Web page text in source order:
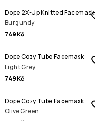
Dope 2X-Up Knitted Facemask
Burgundy
749 Kč
Dope Cozy Tube Facemask
Light Grey
749 Kč
Dope Cozy Tube Facemask
Olive Green